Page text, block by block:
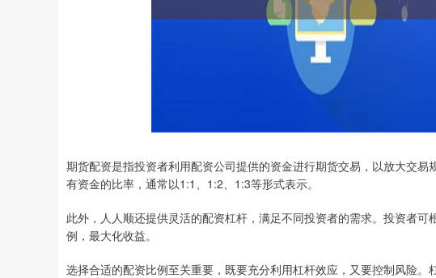
期货配资是指投资者利用配资公司提供的资金进行期货交易，以放大交
有资金的比率，通常以1:1、1:2、1:3等形式表示。
此外，人人顺还提供灵活的配资杠杆，满足不同投资者的需求。投资者
例，最大化收益。
选择合适的配资比例至关重要，既要充分利用杠杆效应，又要控制风险。